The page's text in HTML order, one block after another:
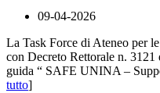
09-04-2026
La Task Force di Ateneo per
con Decreto Rettorale n. 3121
guida “ SAFE UNINA –
tutto]